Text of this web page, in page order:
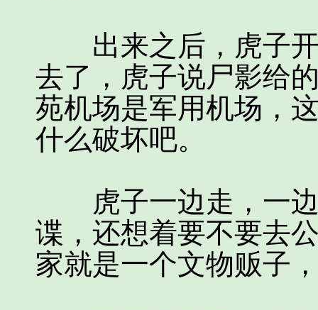
出来之后，虎子开
去了，虎子说尸影给
苑机场是军用机场，
什么破坏吧。
虎子一边走，一边
谍，还想着要不要去
家就是一个文物贩子